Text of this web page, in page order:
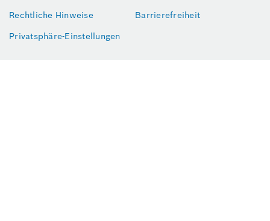
Rechtliche Hinweise
Barrierefreiheit
Privatsphäre-Einstellungen